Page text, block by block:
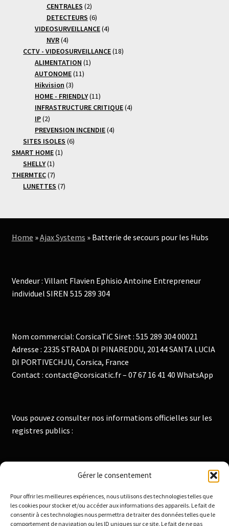
Gérer le consentement
Pour offrir les meilleures expériences, nous utilisons des technologies telles que
les cookies pour stocker et/ou accéder aux informations des appareils. Le fait de
consentir à ces technologies nous permettra de traiter des données telles que le
comportement de navigation ou les ID uniques sur ce site. Le fait de ne pas
produits
CENTRALES 22
produits
DETECTEURS 66
produits
VIDEOSURVEILLANCE 44
NVR 44
produits
CCTV - VIDEOSURVEILLANCE 1818
ALIMENTATION 11
AUTONOME 1111
Hikvision 33
produits
HOME - FRIENDLY 1111
produits
INFRASTRUCTURE CRITIQUE 44
IP 22
produits
PREVENSION INCENDIE 44
SITES ISOLES 66
SMART HOME 11
SHELLY 11
produit
THERMTEC 77
produits
LUNETTES 77
Home »Ajax Systems »Batterie de secours pour les Hubs
Vendeur : Villant Flavien Ephisio Antoine Entrepreneur
individuel SIREN 515 289 304
Nom commercial: CorsicaTiC Siret : 515 289 304 00021
Adresse : 2335 STRADA DI PINAREDDU, 20144 SANTA LUCIA
DI PORTIVECHJU, Corsica, France
Contact : contact@corsicatic.fr – 07 67 16 41 40 WhatsApp
Vous pouvez consulter nos informations officielles sur les
registres publics :
Institut National de la Propriété Industrielle :
Infogreffe : https://www.infogreffe.fr